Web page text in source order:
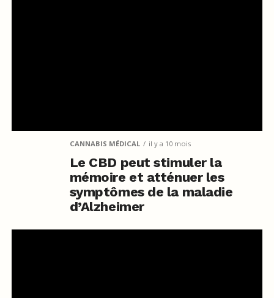
CANNABIS MÉDICAL il y a 10 mois
Le CBD peut stimuler la
mémoire et atténuer les
symptômes de la maladie
d’Alzheimer